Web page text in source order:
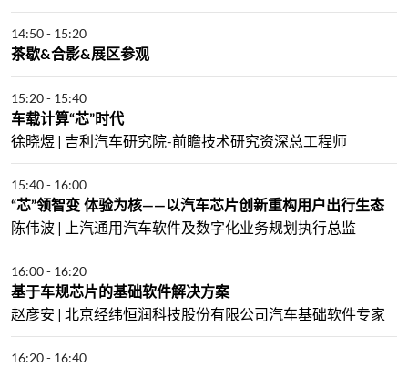
14:50- 15:20
茶歇&合影&展区参观
15:20- 15:40
车载计算“芯”时代
徐晓煜 | 吉利汽车研究院-前瞻技术研究资深总工程师
15:40- 16:00
“芯”领智变 体验为核——以汽车芯片创新重构用户出行生态
陈伟波 | 上汽通用汽车软件及数字化业务规划执行总监
16:00- 16:20
基于车规芯片的基础软件解决方案
赵彦安 | 北京经纬恒润科技股份有限公司汽车基础软件专家
16:20- 16:40